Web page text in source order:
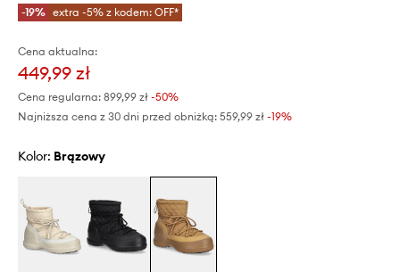
-19% extra -5% z kodem: OFF*
Cena aktualna:
449,99 zł
Cena regularna: 899,99 zł -50%
Najniższa cena z 30 dni przed obniżką: 559,99 zł -19%
Kolor: brązowy